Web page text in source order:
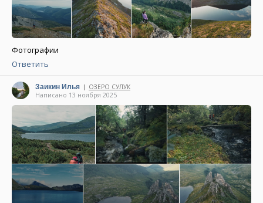
Фотографии
Ответить
Заикин Илья | ОЗЕРО СУЛУК
Написано 13 ноября 2025